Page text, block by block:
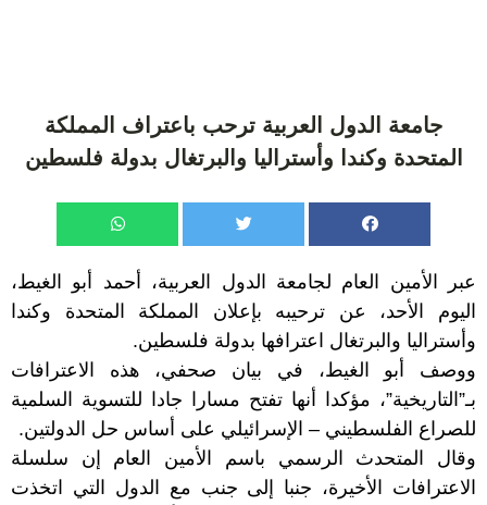
جامعة الدول العربية ترحب باعتراف المملكة
المتحدة وكندا وأستراليا والبرتغال بدولة فلسطين
عبر الأمين العام لجامعة الدول العربية، أحمد أبو الغيط،
اليوم الأحد، عن ترحيبه بإعلان المملكة المتحدة وكندا
وأستراليا والبرتغال اعترافها بدولة فلسطين.
ووصف أبو الغيط، في بيان صحفي، هذه الاعترافات
بـ”التاريخية”، مؤكدا أنها تفتح مسارا جادا للتسوية السلمية
للصراع الفلسطيني – الإسرائيلي على أساس حل الدولتين.
وقال المتحدث الرسمي باسم الأمين العام إن سلسلة
الاعترافات الأخيرة، جنبا إلى جنب مع الدول التي اتخذت